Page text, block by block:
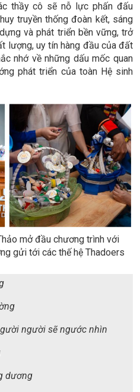
thầy cô sẽ nỗ lực phấn đấu
truyền thống đoàn kết, sáng
và phát triển bền vững, trở
lượng, uy tín hàng đầu của đất
nhớ về những dấu mốc quan
phát triển của toàn Hệ sinh
mở đầu chương trình với
gửi tới các thế hệ Thadoers
người sẽ ngước nhìn
dương